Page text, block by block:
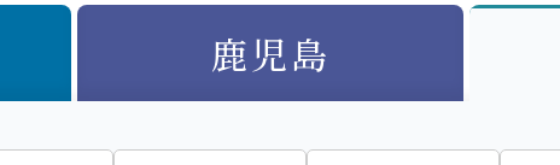
鹿児島